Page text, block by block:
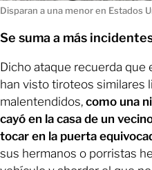
Disparan a una menor en Estados
Se suma a más
Dicho ataque recuerda que
han visto tiroteos similares
malentendidos, como una
cayó en la casa de un
tocar en la puerta
sus hermanos o porristas